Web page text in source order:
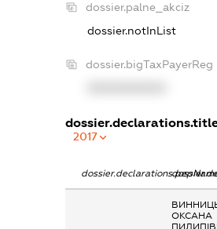
dossier.palne_akciz
dossier.notInList
dossier.bigTaxPayerReg
2017
ОКСАНА